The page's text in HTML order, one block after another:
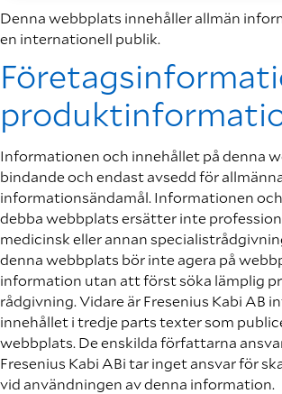
Denna webbplats innehåller allmän
en internationell publik.
Informationen och innehållet på denna
bindande och endast avsedd för
informationsändamål. Informationen
debba webbplats ersätter inte
medicinsk eller annan
denna webbplats bör inte agera på
information utan att först söka lämplig
rådgivning. Vidare är Fresenius Kabi AB
innehållet i tredje parts texter som
webbplats. De enskilda författarna
Fresenius Kabi ABi tar inget ansvar för
vid användningen av denna information.